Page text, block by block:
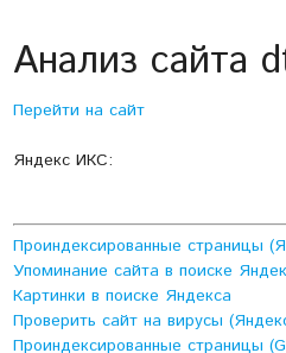
Анализ сайта
Перейти на сайт
Яндекс ИКС:
Проиндексированные страницы
Упоминание сайта в поиске
Картинки в поиске Яндекса
Проверить сайт на вирусы
Проиндексированные страницы